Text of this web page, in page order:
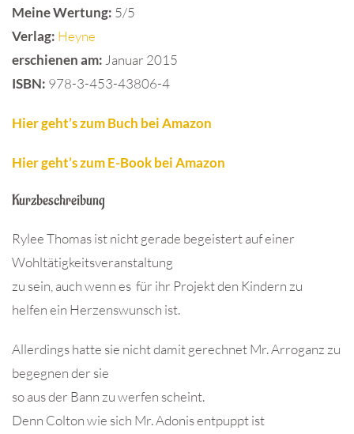
Meine Wertung: 5/5
Verlag: Heyne
erschienen am:Januar 2015
ISBN: 978-3-453-43806-4
Hier geht’s zum Buch bei Amazon
Hier geht’s zum E-Book bei Amazon
Kurzbeschreibung
Rylee Thomas ist nicht gerade begeistert auf einer
Wohltätigkeitsveranstaltung
zu sein, auch wenn es für ihr Projekt den Kindern zu
helfen ein Herzenswunsch ist.
Allerdings hatte sie nicht damit gerechnet Mr. Arroganz zu
begegnen der sie
so aus der Bann zu werfen scheint.
Denn Colton wie sich Mr. Adonis entpuppt ist